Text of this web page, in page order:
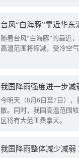
台风“白海豚”靠近华
随着台风“白海豚”的靠近
高温范围将缩减，受冷空
今明天（8月6日至7日）
散。同时，我国高温范围
区将有大范围桑拿天。
我国降雨整体减少减弱